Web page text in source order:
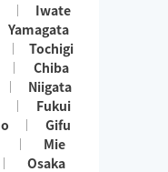
Iwate
Yamagata
Tochigi
Chiba
Niigata
Fukui
Gifu
Mie
Osaka